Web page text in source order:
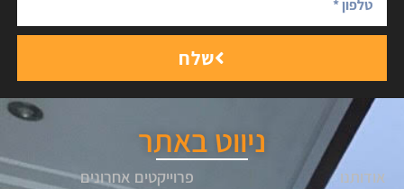
שלח
ניווט באתר
אודותנו
פרוייקטים אחרונים